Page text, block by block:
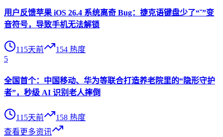
用户反馈苹果 iOS 26.4 系统离奇 Bug：捷克语键盘少了“ˇ”变
音符号，导致手机无法解锁
115天前 154 热度
5
全国首个：中国移动、华为等联合打造养老院里的“隐形守护
者”，秒级 AI 识别老人摔倒
115天前 158 热度
查看更多资讯